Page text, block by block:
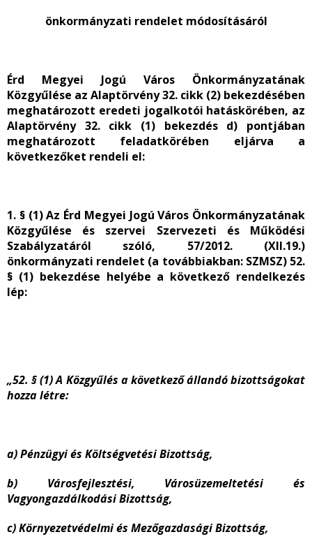
önkormányzati rendelet módosításáról
Érd Megyei Jogú Város Önkormányzatának
Közgyűlése az Alaptörvény 32. cikk (2) bekezdésében
meghatározott eredeti jogalkotói hatáskörében, az
Alaptörvény 32. cikk (1) bekezdés d) pontjában
meghatározott feladatkörében eljárva a
következőket rendeli el:
1. § (1) Az Érd Megyei Jogú Város Önkormányzatának
Közgyűlése és szervei Szervezeti és Működési
Szabályzatáról szóló, 57/2012. (XII.19.)
önkormányzati rendelet (a továbbiakban: SZMSZ) 52.
§ (1) bekezdése helyébe a következő rendelkezés
lép:
„52. § (1) A Közgyűlés a következő állandó bizottságokat
hozza létre:
a) Pénzügyi és Költségvetési Bizottság,
b) Városfejlesztési, Városüzemeltetési és
Vagyongazdálkodási Bizottság,
c) Környezetvédelmi és Mezőgazdasági Bizottság,